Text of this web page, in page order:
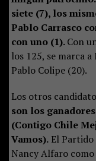
siete (7), los
Pablo Carrasco
con uno (1).Con
los 125, se marca
Pablo Colipe (20).
Los otros
son los
(Contigo Chile
Vamos).El Partido
Nancy Alfaro